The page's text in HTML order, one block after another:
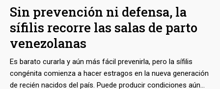
encargada de esa explotación, administrada por el Gobierno
regional, está destartalada e inoperante.
Sin prevención ni defensa, la
sífilis recorre las salas de parto
venezolanas
Es barato curarla y aún más fácil prevenirla, pero la sífilis
congénita comienza a hacer estragos en la nueva generación
de recién nacidos del país. Puede producir condiciones aún